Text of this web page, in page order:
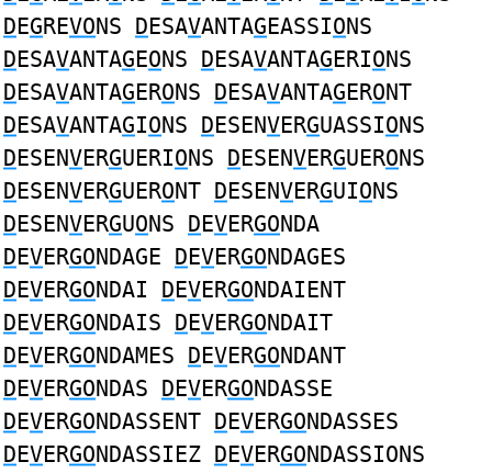
DEGREVONS DESAVANTAGEASSIONS
DESAVANTAGEONS DESAVANTAGERIONS
DESAVANTAGERONS DESAVANTAGERONT
DESAVANTAGIONS DESENVERGUASSIONS
DESENVERGUERIONS DESENVERGUERONS
DESENVERGUERONT DESENVERGUIONS
DESENVERGUONS DEVERGONDA
DEVERGONDAGE DEVERGONDAGES
DEVERGONDAI DEVERGONDAIENT
DEVERGONDAIS DEVERGONDAIT
DEVERGONDAMES DEVERGONDANT
DEVERGONDAS DEVERGONDASSE
DEVERGONDASSENT DEVERGONDASSES
DEVERGONDASSIEZ DEVERGONDASSIONS